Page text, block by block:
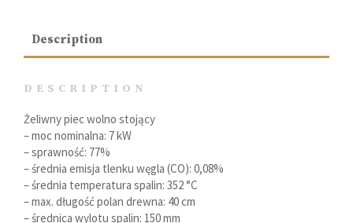
Description
DESCRIPTION
Żeliwny piec wolno stojący
– moc nominalna: 7 kW
– sprawność: 77%
– średnia emisja tlenku węgla (CO): 0,08%
– średnia temperatura spalin: 352 °C
– max. długość polan drewna: 40 cm
– średnica wylotu spalin: 150 mm